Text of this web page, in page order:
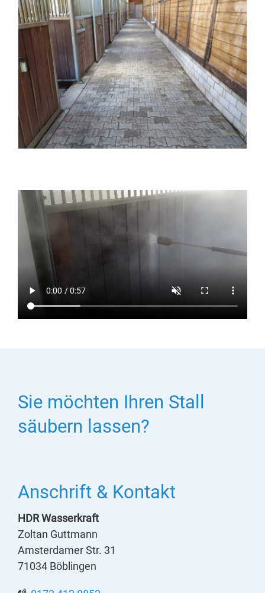
Sie möchten Ihren Stall
säubern lassen?
Anschrift & Kontakt
HDR Wasserkraft
Zoltan Guttmann
Amsterdamer Str. 31
71034 Böblingen